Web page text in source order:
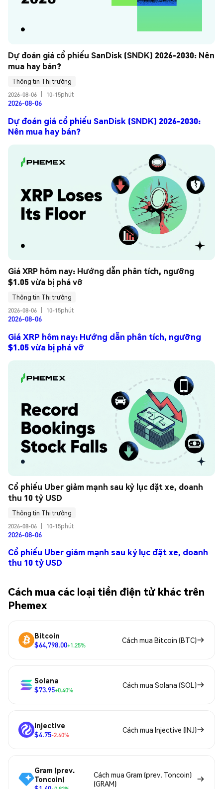
Dự đoán giá cổ phiếu SanDisk (SNDK) 2026-2030: Nên
mua hay bán?
Thông tin Thị trường
2026-08-06
10-15phút
2026-08-06
Dự đoán giá cổ phiếu SanDisk (SNDK) 2026-2030:
Nên mua hay bán?
Giá XRP hôm nay: Hướng dẫn phân tích, ngưỡng
$1.05 vừa bị phá vỡ
Thông tin Thị trường
2026-08-06
10-15phút
2026-08-06
Giá XRP hôm nay: Hướng dẫn phân tích, ngưỡng
$1.05 vừa bị phá vỡ
Cổ phiếu Uber giảm mạnh sau kỷ lục đặt xe, doanh
thu 10 tỷ USD
Thông tin Thị trường
2026-08-06
10-15phút
2026-08-06
Cổ phiếu Uber giảm mạnh sau kỷ lục đặt xe, doanh
thu 10 tỷ USD
Cách mua các loại tiền điện tử khác trên
Phemex
Bitcoin
$64,798.00+1.25%
Cách mua Bitcoin (BTC)
Solana
$73.95+0.40%
Cách mua Solana (SOL)
Injective
$4.75-2.60%
Cách mua Injective (INJ)
Gram (prev.
Toncoin)
Cách mua Gram (prev. Toncoin)
(GRAM)